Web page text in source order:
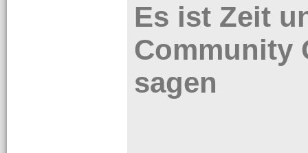
Es ist Zeit
Community
sagen